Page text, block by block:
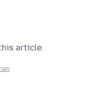
article: